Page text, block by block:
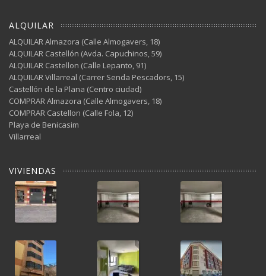
ALQUILAR
ALQUILAR Almazora (Calle Almogavers, 18)
ALQUILAR Castellón (Avda. Capuchinos, 59)
ALQUILAR Castellon (Calle Lepanto, 91)
ALQUILAR Villarreal (Carrer Senda Pescadors, 15)
Castellón de la Plana (Centro ciudad)
COMPRAR Almazora (Calle Almogavers, 18)
COMPRAR Castellon (Calle Fola, 12)
Playa de Benicasim
Villarreal
VIVIENDAS